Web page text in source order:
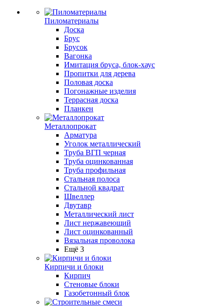
Пиломатериалы
Доска
Брус
Брусок
Вагонка
Имитация бруса, блок-хаус
Пропитки для дерева
Половая доска
Погонажные изделия
Террасная доска
Планкен
Металлопрокат
Арматура
Уголок металлический
Труба ВГП черная
Труба оцинкованная
Труба профильная
Стальная полоса
Стальной квадрат
Швеллер
Двутавр
Металлический лист
Лист нержавеющий
Лист оцинкованный
Вязальная проволока
Ещё 3
Кирпичи и блоки
Кирпич
Стеновые блоки
Газобетонный блок